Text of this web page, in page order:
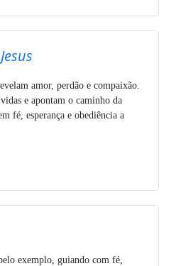
amor, perdão e compaixão.
e apontam o caminho da
fé, esperança e obediência a
exemplo, guiando com fé,